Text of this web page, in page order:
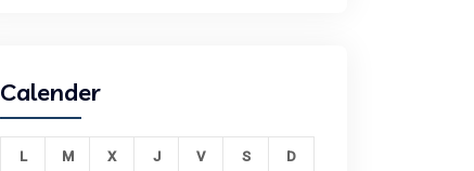
Calender
L M X J V S D